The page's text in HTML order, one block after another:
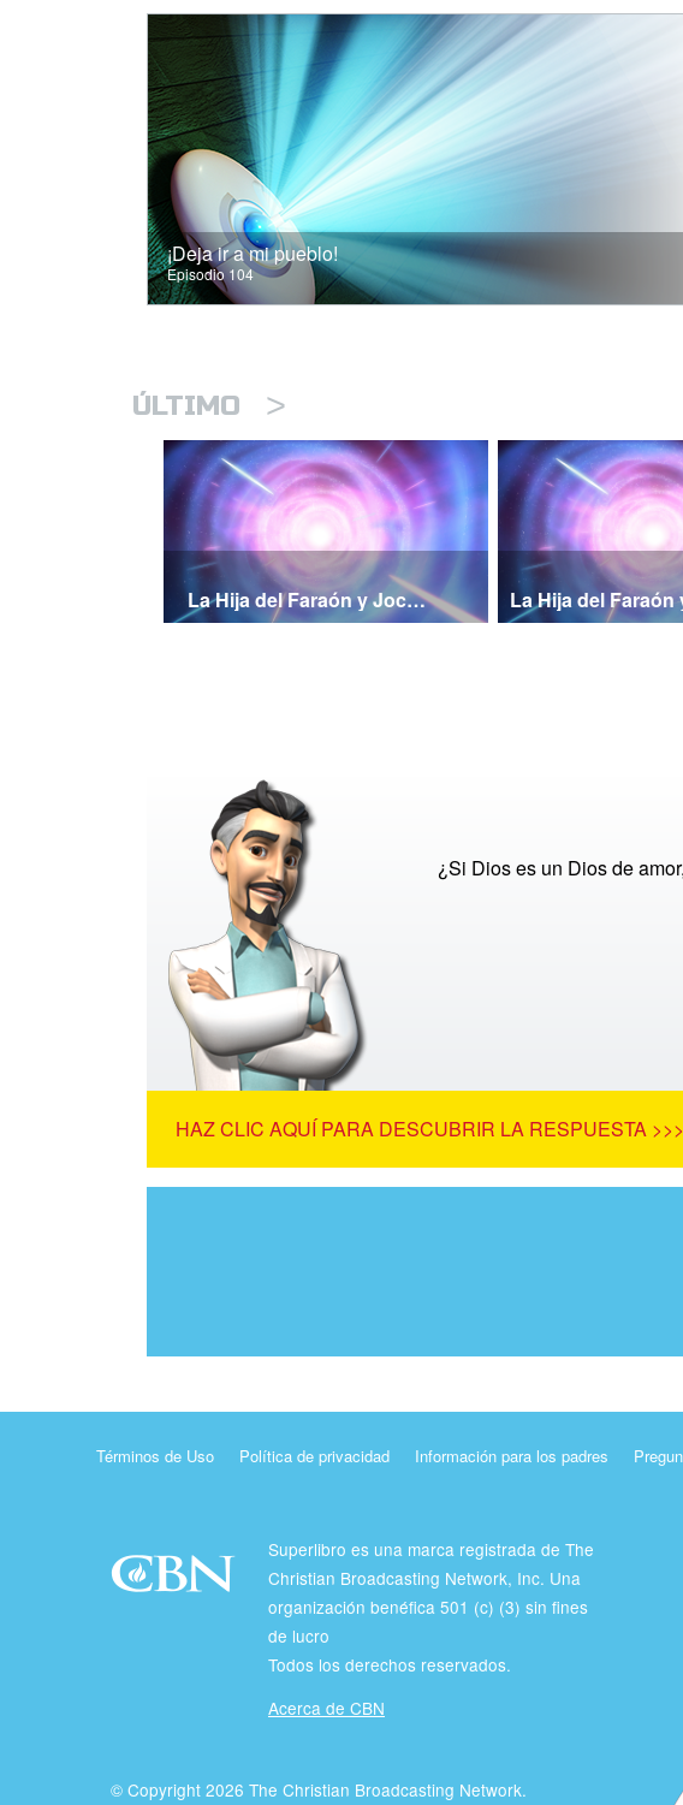
¡Deja ir a mi pueblo!
Episodio 104
ÚLTIMO >
La Hija del Faraón y Jocabed Pt 2
¿Si Dios es un Dios de
HAZ CLIC AQUÍ PARA DESCUBRIR LA RESPUESTA >>>
Términos de Uso Política de privacidad Información para los padres
Superlibro es una marca registrada de The
Christian Broadcasting Network, Inc. Una
organización benéfica 501 (c) (3) sin fines
de lucro
Todos los derechos reservados.
Acerca de CBN
© Copyright 2026 The Christian Broadcasting Network.